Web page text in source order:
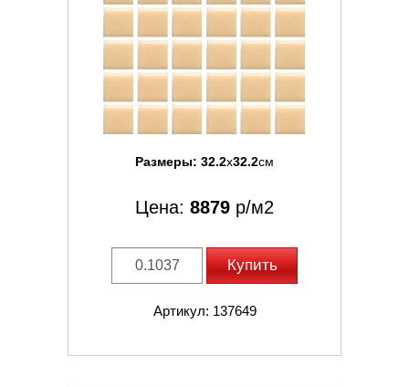
Размеры: 32.2x32.2см
Цена: 8879 р/м2
Купить
Артикул: 137649